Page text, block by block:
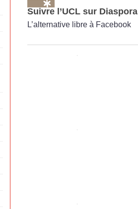
Suivre l’UCL sur Diaspora
L’alternative libre à Facebook